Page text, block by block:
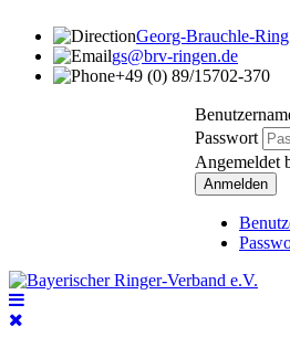
Georg-Brauchle-
gs@brv-ringen.de
+49 (0) 89/15702-370
Passwort
Angemeldet
Anmelden